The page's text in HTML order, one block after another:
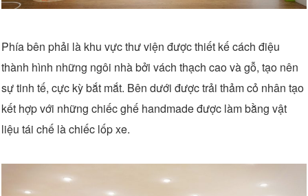
Phía bên phải là khu vực thư viện được thiết kế cách điệu
thành hình những ngôi nhà bởi vách thạch cao và gỗ, tạo nên
sự tinh tế, cực kỳ bắt mắt. Bên dưới được trải thảm cỏ nhân tạo
kết hợp với những chiếc ghế handmade được làm bằng vật
liệu tái chế là chiếc lốp xe.